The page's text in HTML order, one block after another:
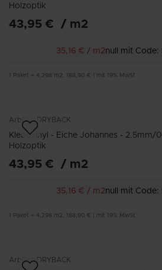
Holzoptik
43,95 € / m2
35,16 € / m2null mit Code:
Paket = 4,298 m2 188,90 € mit 19% MwSt
Arbiton DRYBACK
Klebevinyl - Eiche Johannes - 2.5mm/
Holzoptik
43,95 € / m2
35,16 € / m2null mit Code:
Paket = 4,298 m2 188,90 € mit 19% MwSt
Arbiton DRYBACK